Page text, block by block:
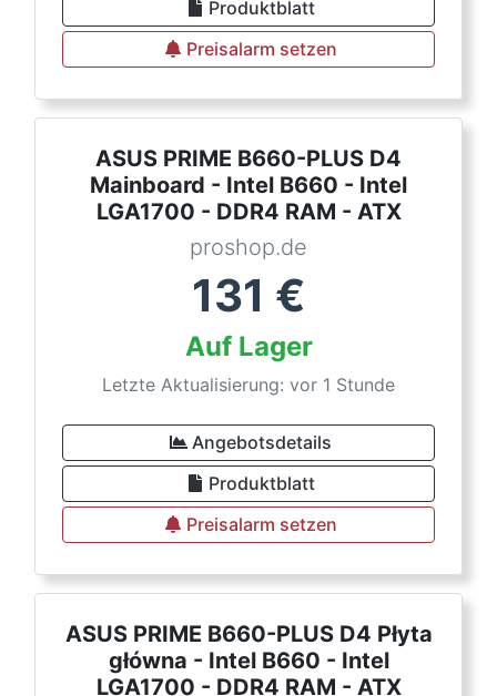
Produktblatt
Preisalarm setzen
ASUS PRIME B660-PLUS D4
Mainboard - Intel B660 - Intel
LGA1700 - DDR4 RAM - ATX
proshop.de
131 €
Auf Lager
Letzte Aktualisierung: vor 1 Stunde
Angebotsdetails
Produktblatt
Preisalarm setzen
ASUS PRIME B660-PLUS D4 Płyta
główna - Intel B660 - Intel
LGA1700 - DDR4 RAM - ATX